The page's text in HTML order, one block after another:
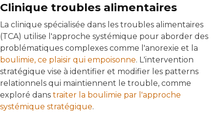
Clinique troubles alimentaires
La clinique spécialisée dans les troubles alimentaires
(TCA) utilise l'approche systémique pour aborder des
problématiques complexes comme l'anorexie et la
boulimie, ce plaisir qui empoisonne. L'intervention
stratégique vise à identifier et modifier les patterns
relationnels qui maintiennent le trouble, comme
exploré dans traiter la boulimie par l'approche
systémique stratégique.